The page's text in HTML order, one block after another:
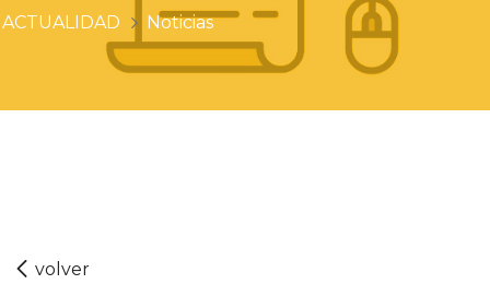
ACTUALIDAD Noticias